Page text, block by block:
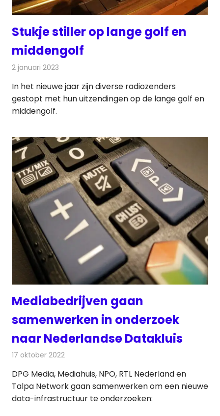
Stukje stiller op lange golf en
middengolf
2 januari 2023
In het nieuwe jaar zijn diverse radiozenders
gestopt met hun uitzendingen op de lange golf en
middengolf.
Mediabedrijven gaan
samenwerken in onderzoek
naar Nederlandse Datakluis
17 oktober 2022
DPG Media, Mediahuis, NPO, RTL Nederland en
Talpa Network gaan samenwerken om een nieuwe
data-infrastructuur te onderzoeken: